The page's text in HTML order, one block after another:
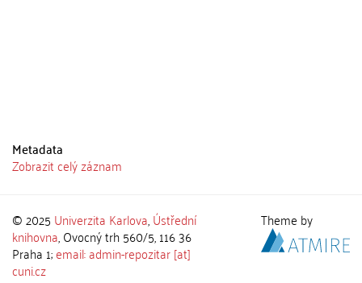
Metadata
Zobrazit celý záznam
© 2025 Univerzita Karlova,Ústřední
knihovna, Ovocný trh 560/5, 116 36
Praha 1;email: admin-repozitar [at]
cuni.cz
Theme by